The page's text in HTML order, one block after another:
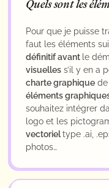
Quels sont les
Pour que je puisse
faut les éléments
définitif avant le
visuelles s’il y en a
charte graphique
éléments
souhaitez intégrer
logo et les
vectorieltype .ai,
photos…